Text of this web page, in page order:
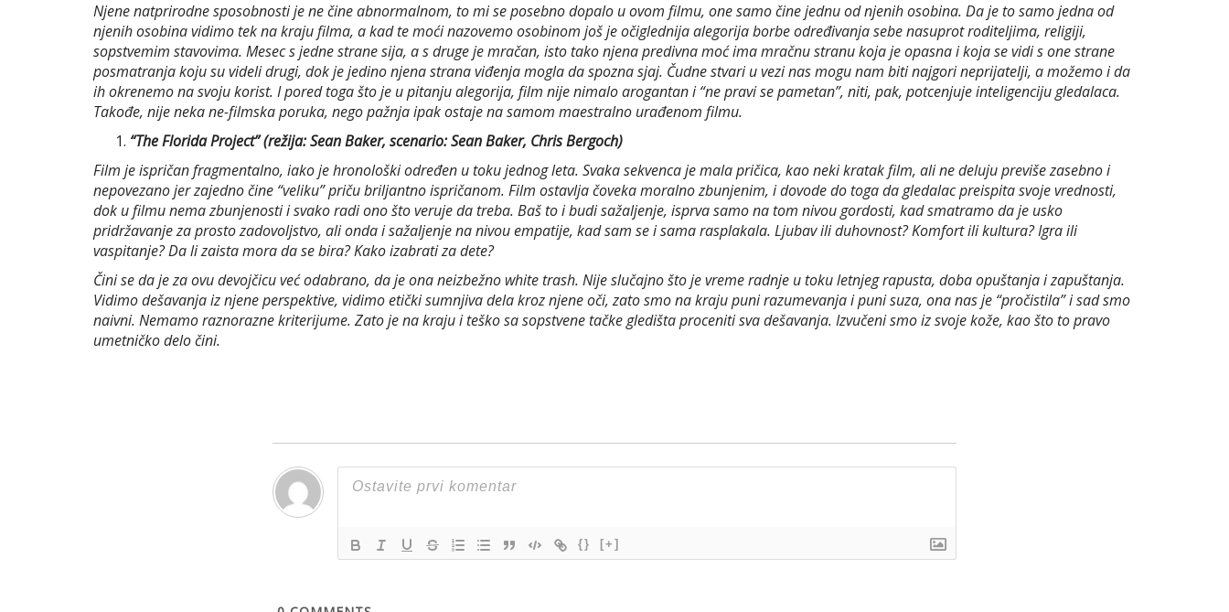
Njene natprirodne sposobnosti je ne čine abnormalnom, to mi se posebno dopalo u ovom filmu, one samo čine jednu od njenih osobina. Da je to samo jedna od
njenih osobina vidimo tek na kraju filma, a kad te moći nazovemo osobinom još je očiglednija alegorija borbe određivanja sebe nasuprot roditeljima, religiji,
sopstvemim stavovima. Mesec s jedne strane sija, a s druge je mračan, isto tako njena predivna moć ima mračnu stranu koja je opasna i koja se vidi s one strane
posmatranja koju su videli drugi, dok je jedino njena strana viđenja mogla da spozna sjaj. Čudne stvari u vezi nas mogu nam biti najgori neprijatelji, a možemo i da
ih okrenemo na svoju korist. I pored toga što je u pitanju alegorija, film nije nimalo arogantan i “ne pravi se pametan”, niti, pak, potcenjuje inteligenciju gledalaca.
Takođe, nije neka ne-filmska poruka, nego pažnja ipak ostaje na samom maestralno urađenom filmu.
“The Florida Project” (režija: Sean Baker, scenario: Sean Baker, Chris Bergoch)
Film je ispričan fragmentalno, iako je hronološki određen u toku jednog leta. Svaka sekvenca je mala pričica, kao neki kratak film, ali ne deluju previše zasebno i
nepovezano jer zajedno čine “veliku” priču briljantno ispričanom. Film ostavlja čoveka moralno zbunjenim, i dovode do toga da gledalac preispita svoje vrednosti,
dok u filmu nema zbunjenosti i svako radi ono što veruje da treba. Baš to i budi sažaljenje, isprva samo na tom nivou gordosti, kad smatramo da je usko
pridržavanje za prosto zadovoljstvo, ali onda i sažaljenje na nivou empatije, kad sam se i sama rasplakala. Ljubav ili duhovnost? Komfort ili kultura? Igra ili
vaspitanje? Da li zaista mora da se bira? Kako izabrati za dete?
Čini se da je za ovu devojčicu već odabrano, da je ona neizbežno white trash. Nije slučajno što je vreme radnje u toku letnjeg rapusta, doba opuštanja i zapuštanja.
Vidimo dešavanja iz njene perspektive, vidimo etički sumnjiva dela kroz njene oči, zato smo na kraju puni razumevanja i puni suza, ona nas je “pročistila” i sad smo
naivni. Nemamo raznorazne kriterijume. Zato je na kraju i teško sa sopstvene tačke gledišta proceniti sva dešavanja. Izvučeni smo iz svoje kože, kao što to pravo
umetničko delo čini.
{} [+]